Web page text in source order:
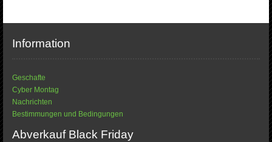
Information
Geschafte
Cyber Montag
Nachrichten
Bestimmungen und Bedingungen
Abverkauf Black Friday